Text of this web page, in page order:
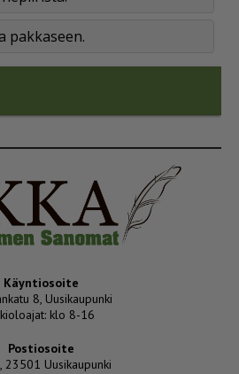
pakkaseen.
Käyntiosoite
8, Uusikaupunki
klo 8-16
Postiosoite
23501 Uusikaupunki